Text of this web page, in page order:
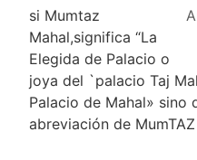
si Mumtaz
Mahal,significa “La
Elegida de Palacio o
joya del `palacio Taj
Palacio de Mahal» sino
abreviación de MumTAZ